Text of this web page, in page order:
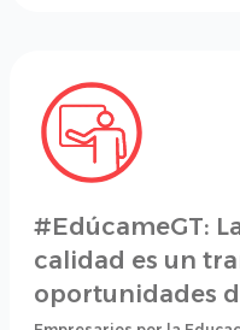
#EdúcameGT:
calidad es un
oportunidades